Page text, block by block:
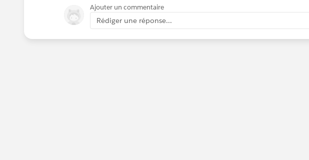
Ajouter un commentaire
Rédiger une réponse...